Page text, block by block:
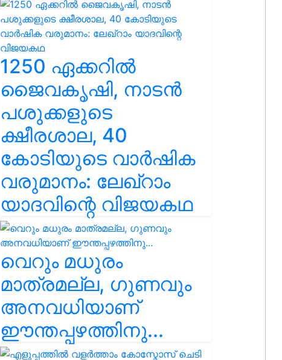
1250 ഏക്കറിൽ
ജൈവകൃഷി, നാടൻ
പശുക്കളുടെ
ക്ഷീരശാല, 40
കോടിയുടെ വാർഷിക
വരുമാനം: ലേഖ്‌റാം
യാദവിന്റെ വിജയകഥ
വെറും മധുരം
മാത്രമല്ല, ഗുണവും
അനവധിയാണ്
ഈന്തപ്പഴത്തിനു...